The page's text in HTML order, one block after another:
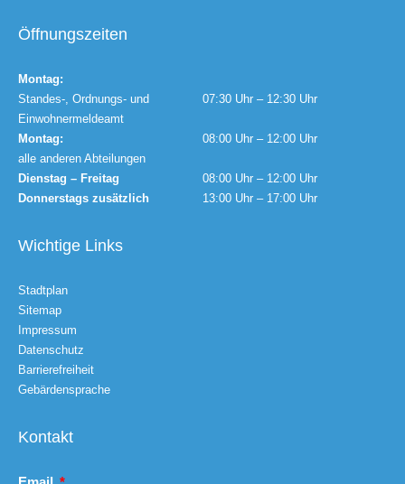
Öffnungszeiten
Montag:
Standes-, Ordnungs- und
Einwohnermeldeamt
07:30 Uhr – 12:30 Uhr
Montag:
alle anderen Abteilungen
08:00 Uhr – 12:00 Uhr
Dienstag – Freitag
08:00 Uhr – 12:00 Uhr
Donnerstags zusätzlich
13:00 Uhr – 17:00 Uhr
Wichtige Links
Stadtplan
Sitemap
Impressum
Datenschutz
Barrierefreiheit
Gebärdensprache
Kontakt